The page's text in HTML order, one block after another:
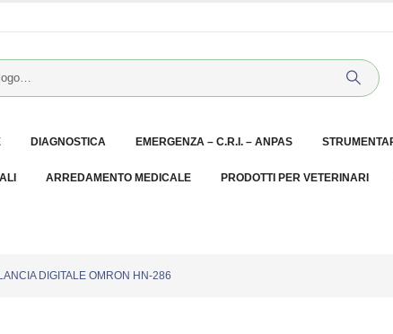
DIAGNOSTICA EMERGENZA – C.R.I. – ANPAS
ARREDAMENTO MEDICALE PRODOTTI PER VETERINARI
DIGITALE OMRON HN-286